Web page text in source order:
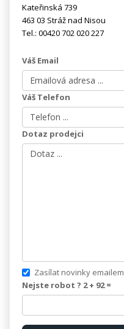
Kateřinská 739
463 03 Stráž nad Nisou
Tel.: 00420 702 020 227
Váš Email
Váš Telefon
Dotaz prodejci
Zasílat novinky emailem
Nejste robot ? 2 + 92=